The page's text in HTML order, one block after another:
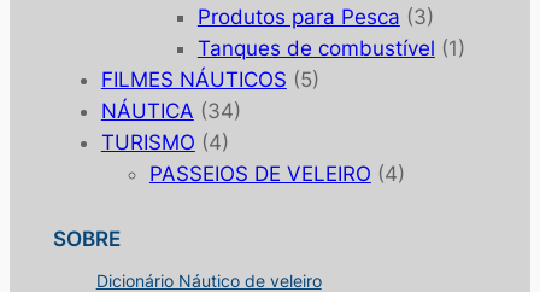
Produtos para Pesca (3)
Tanques de combustível (1)
FILMES NÁUTICOS (5)
NÁUTICA (34)
TURISMO (4)
PASSEIOS DE VELEIRO (4)
SOBRE
Dicionário Náutico de veleiro